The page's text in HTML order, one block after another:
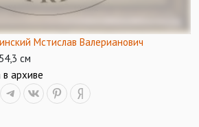
Мстислав Валерианович
см
в архиве